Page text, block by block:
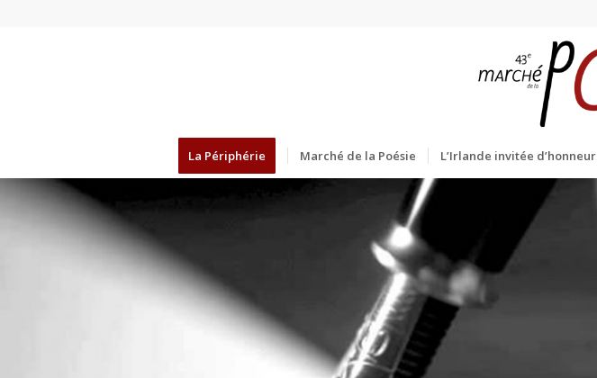
La Périphérie Marché de la Poésie L’Irlande invitée d’honneur